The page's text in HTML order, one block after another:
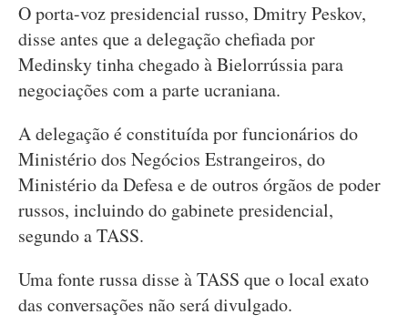
O porta-voz presidencial russo, Dmitry Peskov,
disse antes que a delegação chefiada por
Medinsky tinha chegado à Bielorrússia para
negociações com a parte ucraniana.
A delegação é constituída por funcionários do
Ministério dos Negócios Estrangeiros, do
Ministério da Defesa e de outros órgãos de poder
russos, incluindo do gabinete presidencial,
segundo a TASS.
Uma fonte russa disse à TASS que o local exato
das conversações não será divulgado.